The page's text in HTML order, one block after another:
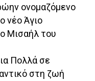
ονομαζόμενο
νέο Άγιο
Μισαήλ του
Πολλά σε
στη ζωή